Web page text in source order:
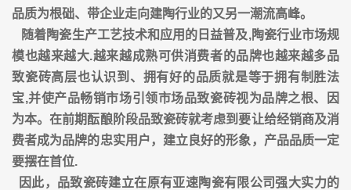
品质为根础、带企业走向建陶行业的又另一潮流高峰。
随着陶瓷生产工艺技术和应用的日益普及,陶瓷行业市场规
模也越来越大.越来越成熟可供消费者的品牌也越来越多品
致瓷砖高层也认识到、拥有好的品质就是等于拥有制胜法
宝,并使产品畅销市场引领市场品致瓷砖视为品牌之根、因
为本。在前期酝酿阶段品致瓷砖就考虑到要让给经销商及消
费者成为品牌的忠实用户，建立良好的形象，产品品质一定
要摆在首位.
因此，品致瓷砖建立在原有亚速陶瓷有限公司强大实力的